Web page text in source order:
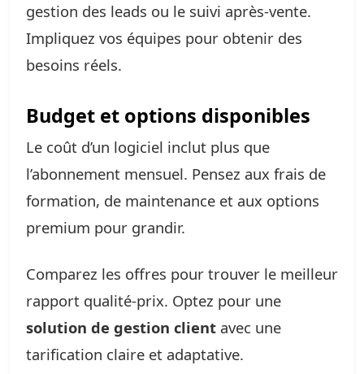
gestion des leads ou le suivi après-vente.
Impliquez vos équipes pour obtenir des
besoins réels.
Budget et options disponibles
Le coût d’un logiciel inclut plus que
l’abonnement mensuel. Pensez aux frais de
formation, de maintenance et aux options
premium pour grandir.
Comparez les offres pour trouver le meilleur
rapport qualité-prix. Optez pour une
solution de gestion client avec une
tarification claire et adaptative.